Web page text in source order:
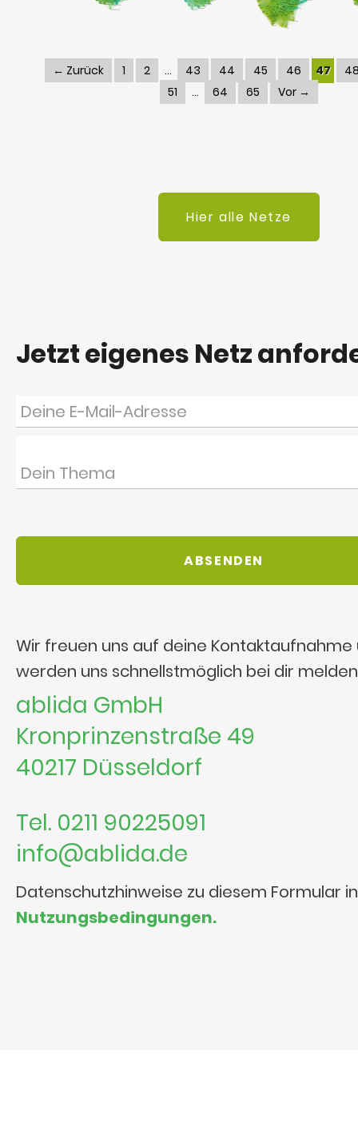
← Zurück 1 2 43 44 45 46 47
51
64 65 Vor →
Hier alle Netze
Jetzt eigenes Netz
Wir freuen uns auf deine Kontaktaufnahme
werden uns schnellstmöglich bei dir
ablida GmbH
Kronprinzenstraße 49
40217 Düsseldorf
Tel. 0211 90225091
info@ablida.de
Datenschutzhinweise zu diesem Formular
Nutzungsbedingungen.